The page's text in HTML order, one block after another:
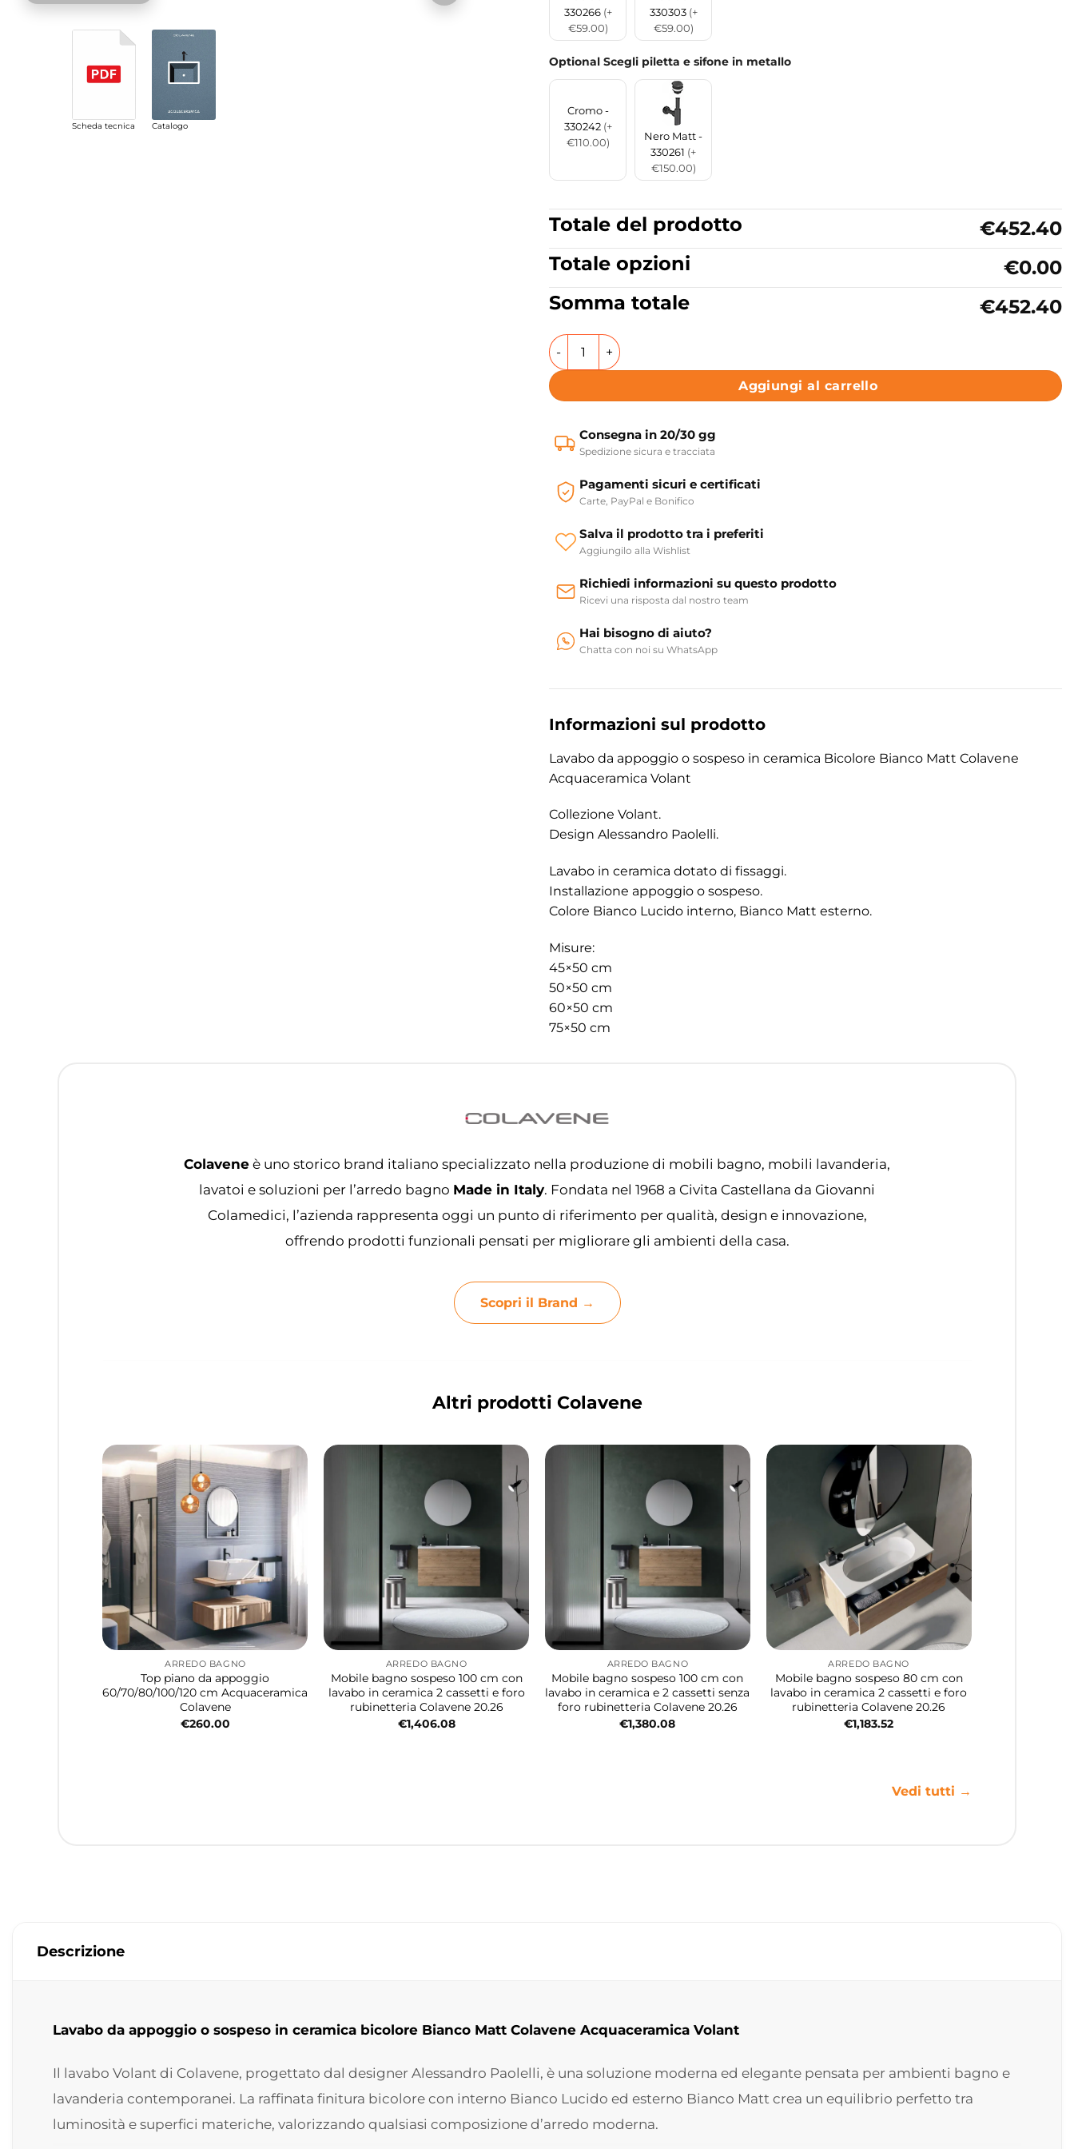
Scheda tecnica Catalogo
330266 (+
€59.00)
330303 (+
€59.00)
Optional Scegli piletta e sifone in metallo
Cromo -
330242 (+
€110.00)
Nero Matt -
330261 (+
€150.00)
Totale del prodotto
€452.40
Totale opzioni
€0.00
Somma totale
€452.40
Lavabo da appoggio o sospeso in ceramica Bicolore Bianco Matt Colavene
Aggiungi al carrello
Consegna in 20/30 gg
Spedizione sicura e tracciata
Pagamenti sicuri e certificati
Carte, PayPal e Bonifico
Salva il prodotto tra i preferiti
Aggiungilo alla Wishlist
Richiedi informazioni su questo prodotto
Ricevi una risposta dal nostro team
Hai bisogno di aiuto?
Chatta con noi su WhatsApp
Informazioni sul prodotto
Lavabo da appoggio o sospeso in ceramica Bicolore Bianco Matt Colavene
Acquaceramica Volant
Collezione Volant.
Design Alessandro Paolelli.
Lavabo in ceramica dotato di fissaggi.
Installazione appoggio o sospeso.
Colore Bianco Lucido interno, Bianco Matt esterno.
Misure:
45×50 cm
50×50 cm
60×50 cm
75×50 cm
Colavene è uno storico brand italiano specializzato nella produzione di mobili bagno, mobili lavanderia,
lavatoi e soluzioni per l’arredo bagno Made in Italy. Fondata nel 1968 a Civita Castellana da Giovanni
Colamedici, l’azienda rappresenta oggi un punto di riferimento per qualità, design e innovazione,
offrendo prodotti funzionali pensati per migliorare gli ambienti della casa.
Scopri il Brand →
Altri prodotti Colavene
ARREDO BAGNO
Top piano da appoggio
60/70/80/100/120 cm Acquaceramica
Colavene
€260.00
ARREDO BAGNO
Mobile bagno sospeso 100 cm con
lavabo in ceramica 2 cassetti e foro
rubinetteria Colavene 20.26
€1,406.08
ARREDO BAGNO
Mobile bagno sospeso 100 cm con
lavabo in ceramica e 2 cassetti senza
foro rubinetteria Colavene 20.26
€1,380.08
ARREDO BAGNO
Mobile bagno sospeso 80 cm con
lavabo in ceramica 2 cassetti e foro
rubinetteria Colavene 20.26
€1,183.52
Vedi tutti →
Descrizione
Lavabo da appoggio o sospeso in ceramica bicolore Bianco Matt Colavene Acquaceramica Volant
Il lavabo Volant di Colavene, progettato dal designer Alessandro Paolelli, è una soluzione moderna ed elegante pensata per ambienti bagno e
lavanderia contemporanei. La raffinata finitura bicolore con interno Bianco Lucido ed esterno Bianco Matt crea un equilibrio perfetto tra
luminosità e superfici materiche, valorizzando qualsiasi composizione d’arredo moderna.